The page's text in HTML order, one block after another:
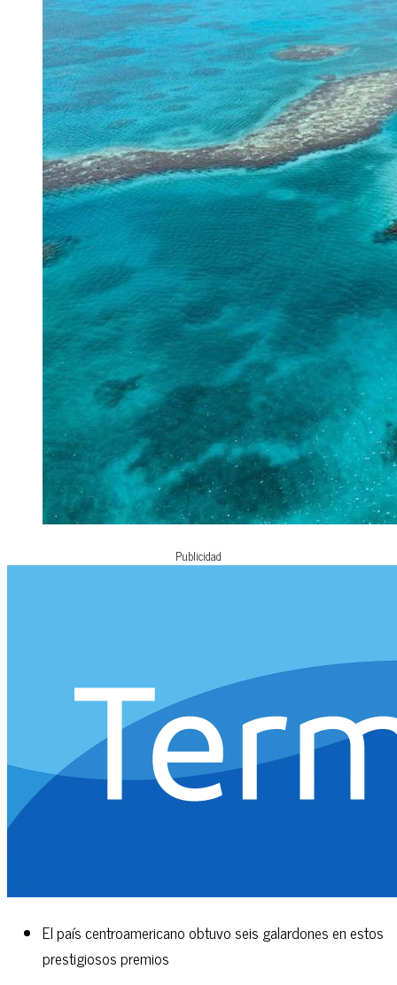
Publicidad
El país centroamericano obtuvo seis galardones en estos
prestigiosos premios